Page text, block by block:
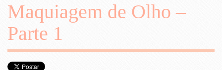
Maquiagem de Olho –
Parte 1